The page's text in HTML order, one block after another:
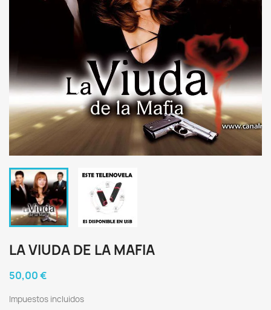
LA VIUDA DE LA MAFIA
50,00 €
Impuestos incluidos